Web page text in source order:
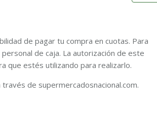
de pagar tu compra en cuotas. Para
de caja. La autorización de este
que estés utilizando para realizarlo.
de supermercadosnacional.com.